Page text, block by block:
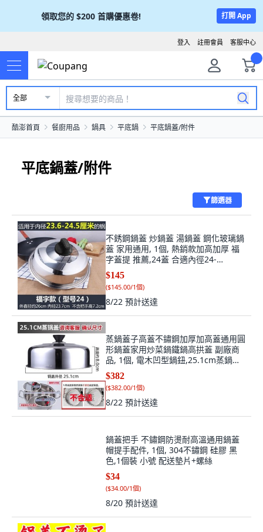
領取您的 $200 首購優惠卷! 打開 App
客服中心
註冊會員
登入
全部
酷澎首頁 餐廚用品 鍋具 平底鍋 平底鍋蓋/附件
平底鍋蓋/附件
篩選器
不銹鋼鍋蓋 炒鍋蓋 湯鍋蓋 鋼化玻璃鍋
蓋 家用通用, 1個, 熱銷款加高加厚 福
字蓋提 推薦,24蓋 合適內徑24-
24.5CM鍋, 24.5cm
$145
($145.00/1個)
8/22 預計送達
蒸鍋蓋子高蓋不鏽鋼加厚加高蓋通用圓
形鍋蓋家用炒菜鍋鐵鍋高拱蓋 副廠商
品, 1個, 電木凹型鍋鈕,25.1cm蒸鍋高
蓋 430導磁鋼, 25.1cm
$382
($382.00/1個)
8/22 預計送達
鍋蓋把手 不鏽鋼防燙耐高溫通用鍋蓋
帽提手配件, 1個, 304不鏽鋼 硅膠 黑
色,1個裝 小號 配送墊片+螺絲
$34
($34.00/1個)
8/20 預計送達